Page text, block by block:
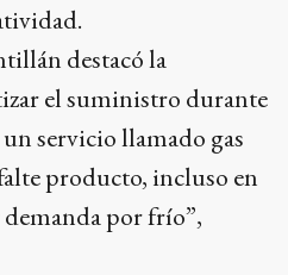
destacó la
el suministro durante
servicio llamado gas
producto, incluso en
por frío”,